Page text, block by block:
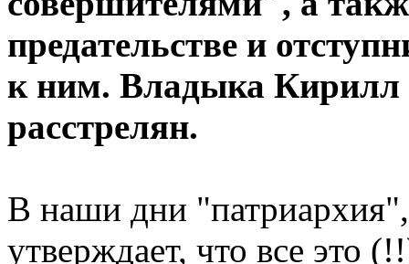
предательстве и
к ним. Владыка Кирилл
расстрелян.
В наши дни
утверждает, что все это